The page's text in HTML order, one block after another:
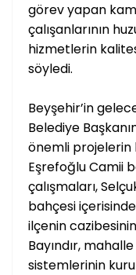
görev yapan
çalışanlarının
hizmetlerin
söyledi.
Beyşehir’in
Belediye
önemli
Eşrefoğlu Camii
çalışmaları,
bahçesi
ilçenin
Bayındır,
sistemlerinin